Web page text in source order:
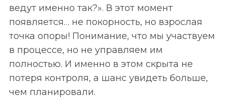
ведут именно так?». В этот момент
появляется… не покорность, но взрослая
точка опоры! Понимание, что мы участвуем
в процессе, но не управляем им
полностью. И именно в этом скрыта не
потеря контроля, а шанс увидеть больше,
чем планировали.